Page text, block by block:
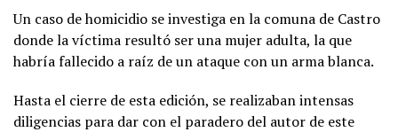
Un caso de homicidio se investiga en la comuna de Castro
donde la víctima resultó ser una mujer adulta, la que
habría fallecido a raíz de un ataque con un arma blanca.
Hasta el cierre de esta edición, se realizaban intensas
diligencias para dar con el paradero del autor de este